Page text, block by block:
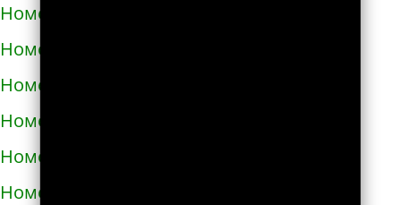
Номера телефонов такси в Смеле
Номера телефонов такси в Снигирёвке
Номера телефонов такси в Снятыне
Номера телефонов такси в Сокале
Номера телефонов такси в Солоницевке
Номера телефонов такси в Сосновке